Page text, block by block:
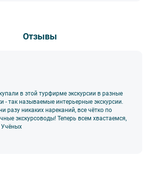
Отзывы
в этой турфирме экскурсии в разные
- так называемые интерьерные экскурсии.
разу никаких нареканий, все чётко по
экскурсоводы! Теперь всем хвастаемся,